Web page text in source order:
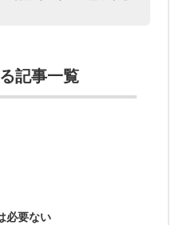
記事一覧
必要ない